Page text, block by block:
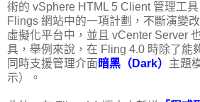
術的 vSphere HTML 5 Client 管理工
Flings 網站中的一項計劃，不斷演變
虛擬化平台中，並且 vCenter Server
具，舉例來說，在 Fling 4.0 時除了能
同時支援管理介面 暗黑（Dark） 主題
示）。